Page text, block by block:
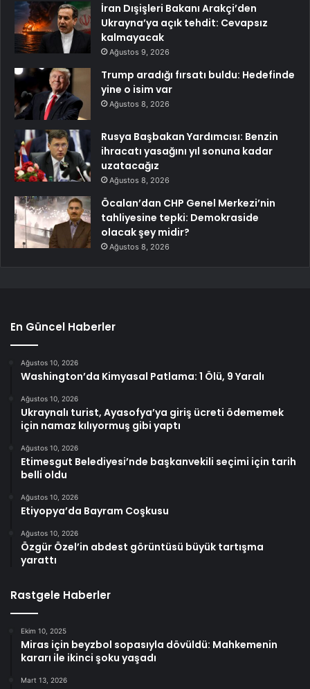
İran Dışişleri Bakanı Arakçi’den
Ukrayna’ya açık tehdit: Cevapsız
kalmayacak
Ağustos 9, 2026
Trump aradığı fırsatı buldu: Hedefinde
yine o isim var
Ağustos 8, 2026
Rusya Başbakan Yardımcısı: Benzin
ihracatı yasağını yıl sonuna kadar
uzatacağız
Ağustos 8, 2026
Öcalan’dan CHP Genel Merkezi’nin
tahliyesine tepki: Demokraside
olacak şey midir?
Ağustos 8, 2026
En Güncel Haberler
Ağustos 10, 2026
Washington’da Kimyasal Patlama: 1 Ölü, 9 Yaralı
Ağustos 10, 2026
Ukraynalı turist, Ayasofya’ya giriş ücreti ödememek
için namaz kılıyormuş gibi yaptı
Ağustos 10, 2026
Etimesgut Belediyesi’nde başkanvekili seçimi için tarih
belli oldu
Ağustos 10, 2026
Etiyopya’da Bayram Coşkusu
Ağustos 10, 2026
Özgür Özel’in abdest görüntüsü büyük tartışma
yarattı
Rastgele Haberler
Ekim 10, 2025
Miras için beyzbol sopasıyla dövüldü: Mahkemenin
kararı ile ikinci şoku yaşadı
Mart 13, 2026